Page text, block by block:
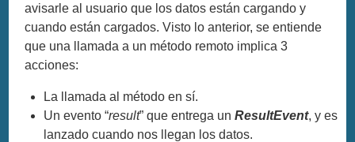
avisarle al usuario que los datos están cargando y
cuando están cargados. Visto lo anterior, se entiende
que una llamada a un método remoto implica 3
acciones:
La llamada al método en sí.
Un evento “result” que entrega unResultEvent, y es
lanzado cuando nos llegan los datos.